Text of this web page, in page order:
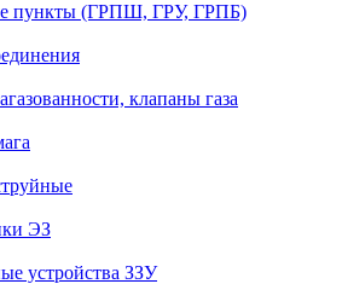
пункты (ГРПШ, ГРУ, ГРПБ)
клапаны газа
ЭЗ
устройства ЗЗУ